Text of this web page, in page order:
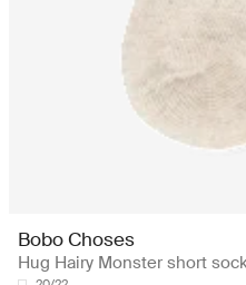
Bobo Choses
Hug Hairy Monster short